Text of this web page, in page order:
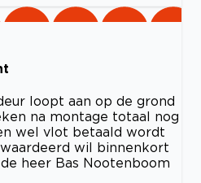
loopt aan op de grond
na montage totaal nog
wel vlot betaald wordt
wil binnenkort
heer Bas Nootenboom